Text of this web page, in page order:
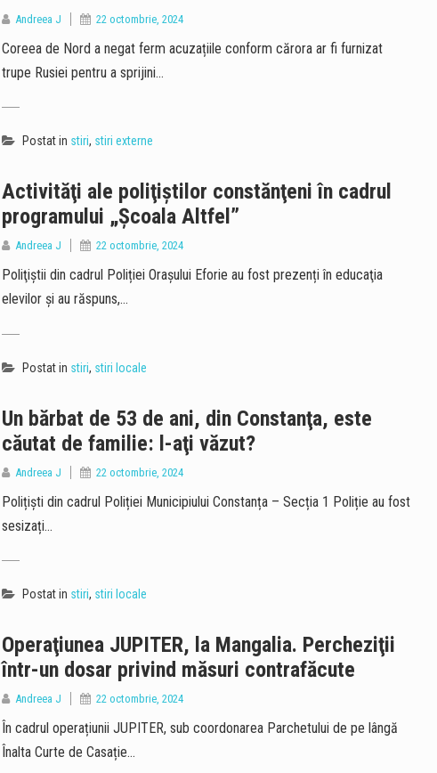
Andreea J 22 octombrie, 2024
Coreea de Nord a negat ferm acuzațiile conform cărora ar fi furnizat
trupe Rusiei pentru a sprijini…
Postat in stiri, stiri externe
Activităţi ale poliţiştilor constănţeni în cadrul
programului „Şcoala Altfel”
Andreea J 22 octombrie, 2024
Poliţiştii din cadrul Poliției Orașului Eforie au fost prezenți în educaţia
elevilor și au răspuns,…
Postat in stiri, stiri locale
Un bărbat de 53 de ani, din Constanţa, este
căutat de familie: l-aţi văzut?
Andreea J 22 octombrie, 2024
Polițiști din cadrul Poliției Municipiului Constanța – Secția 1 Poliție au fost
sesizați…
Postat in stiri, stiri locale
Operaţiunea JUPITER, la Mangalia. Percheziţii
într-un dosar privind măsuri contrafăcute
Andreea J 22 octombrie, 2024
În cadrul operațiunii JUPITER, sub coordonarea Parchetului de pe lângă
Înalta Curte de Casație…